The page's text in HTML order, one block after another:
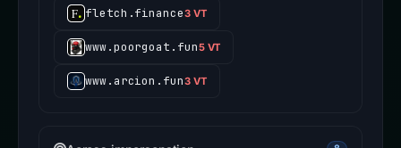
fletch.finance3 VT
www.poorgoat.fun5 VT
www.arcion.fun3 VT